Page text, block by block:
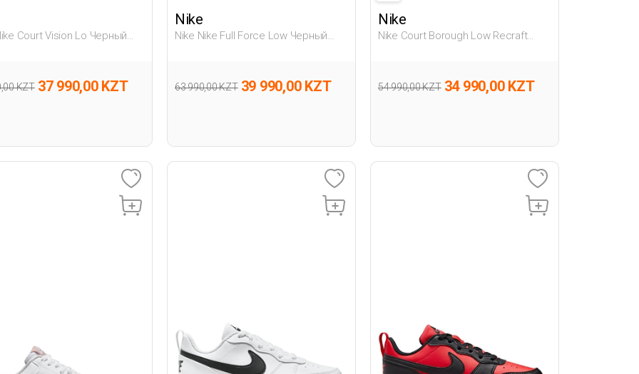
Court Vision Lo Черный
KZT 37 990,00 KZT
Nike
Nike Nike Full Force Low Черный
63 990,00 KZT 39 990,00 KZT
Nike
Nike Court Borough Low Recraft
54 990,00 KZT 34 990,00 KZT